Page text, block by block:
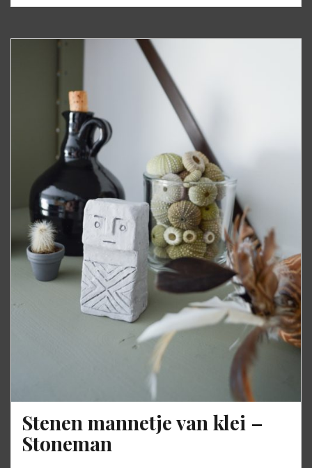
Stenen mannetje van klei –
Stoneman